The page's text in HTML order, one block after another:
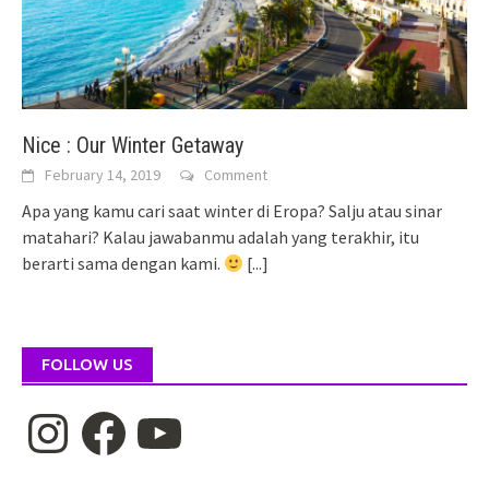
Nice : Our Winter Getaway
February 14, 2019 Comment
Apa yang kamu cari saat winter di Eropa? Salju atau sinar
matahari? Kalau jawabanmu adalah yang terakhir, itu
berarti sama dengan kami.
[...]
FOLLOW US
InstagramFacebookYouTube